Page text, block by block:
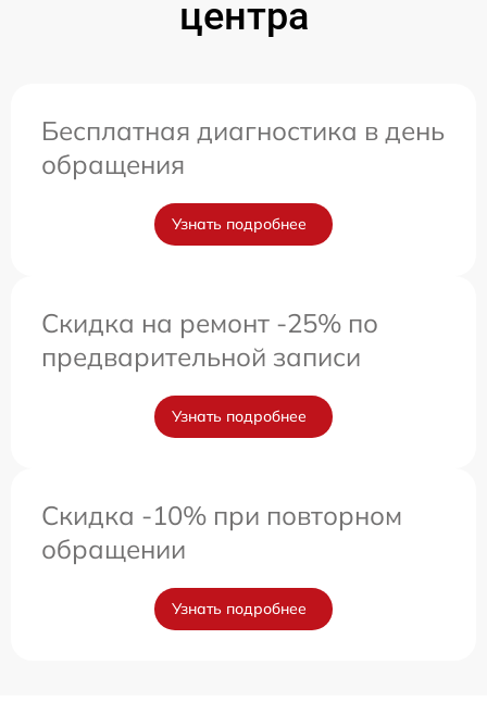
центра
Бесплатная диагностика в день
обращения
Узнать подробнее
Скидка на ремонт -25% по
предварительной записи
Узнать подробнее
Скидка -10% при повторном
обращении
Узнать подробнее